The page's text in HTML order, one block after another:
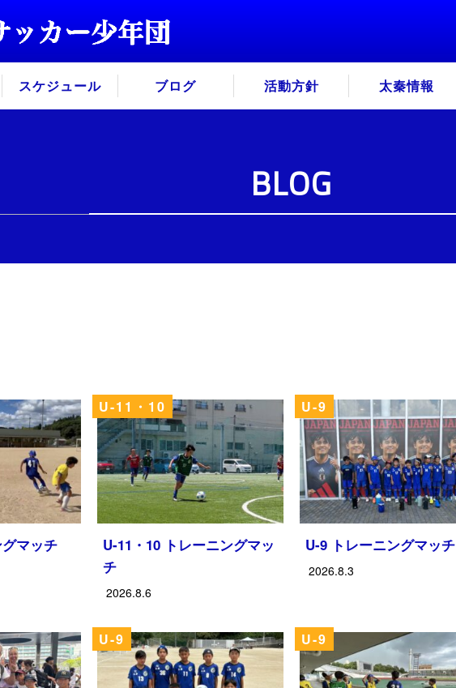
スケジュール ブログ 活動方針 太秦情報
BLOG
マッチ
U-11・10
U-11・10 トレーニングマッ
チ
2026.8.6
U-9
U-9 トレーニングマッチ
2026.8.3
U-9 U-9